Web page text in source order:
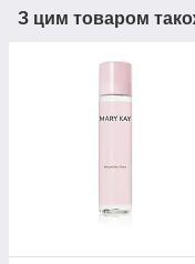
З цим товаром